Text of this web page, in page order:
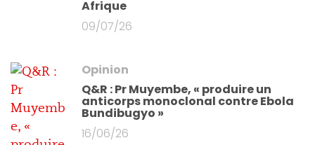
Afrique
09/07/26
Opinion
Q&R : Pr Muyembe, « produire un
anticorps monoclonal contre Ebola
Bundibugyo »
16/06/26